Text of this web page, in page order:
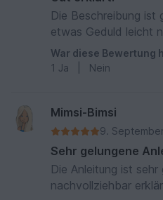
Die Beschreibung ist
etwas Geduld leicht
War diese Bewertung
1 Ja Nein
Mimsi-Bimsi
9.
Sehr gelungene
Die Anleitung ist
nachvollziehbar